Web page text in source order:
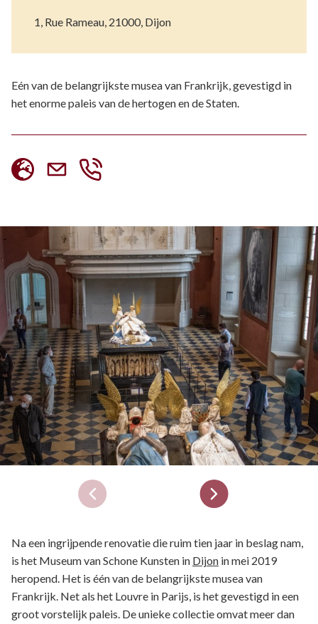
1, Rue Rameau, 21000, Dijon
Eén van de belangrijkste musea van Frankrijk, gevestigd in
het enorme paleis van de hertogen en de Staten.
Na een ingrijpende renovatie die ruim tien jaar in beslag nam,
is het Museum van Schone Kunsten in Dijon in mei 2019
heropend. Het is één van de belangrijkste musea van
Frankrijk. Net als het Louvre in Parijs, is het gevestigd in een
groot vorstelijk paleis. De unieke collectie omvat meer dan